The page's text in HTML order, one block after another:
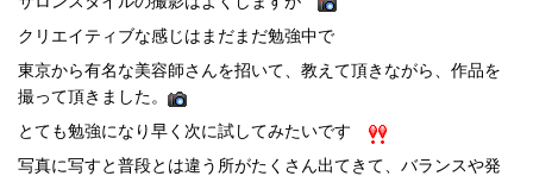
クリエイティブな感じはまだまだ勉強中で
東京から有名な美容師さんを招いて、教えて頂きながら、作品を
撮って頂きました。
とても勉強になり早く次に試してみたいです
写真に写すと普段とは違う所がたくさん出てきて、バランスや発